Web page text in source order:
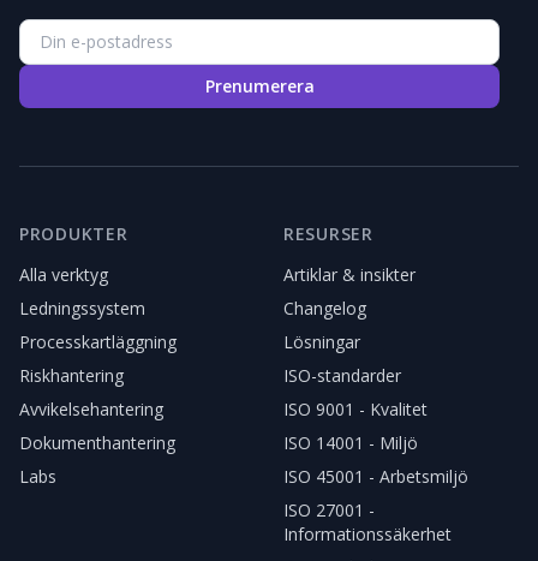
Prenumerera
PRODUKTER
Alla verktyg
Ledningssystem
Processkartläggning
Riskhantering
Avvikelsehantering
Dokumenthantering
Labs
RESURSER
Artiklar & insikter
Changelog
Lösningar
ISO-standarder
ISO 9001 - Kvalitet
ISO 14001 - Miljö
ISO 45001 - Arbetsmiljö
ISO 27001 -
Informationssäkerhet